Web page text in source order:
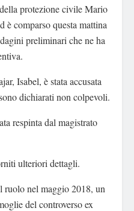
protezione civile Mario
è comparso questa mattina
preliminari che ne ha
Isabel, è stata accusata
dichiarati non colpevoli.
respinta dal magistrato
ulteriori dettagli.
ruolo nel maggio 2018, un
del controverso ex